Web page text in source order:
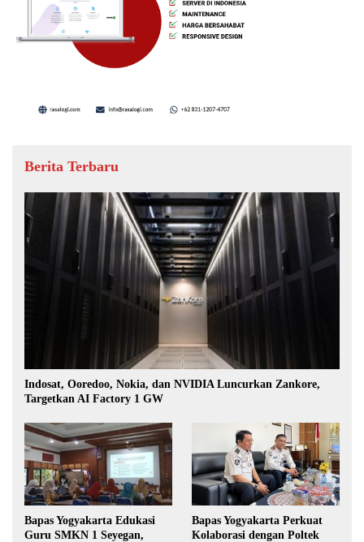
Berita Terbaru
Indosat, Ooredoo, Nokia, dan NVIDIA Luncurkan Zankore,
Targetkan AI Factory 1 GW
Bapas Yogyakarta Edukasi
Guru SMKN 1 Seyegan,
Bapas Yogyakarta Perkuat
Kolaborasi dengan Poltek